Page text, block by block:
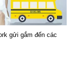
gửi gắm đến các